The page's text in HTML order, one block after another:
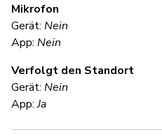
Mikrofon
Gerät: Nein
App: Nein
Verfolgt den Standort
Gerät: Nein
App:Ja